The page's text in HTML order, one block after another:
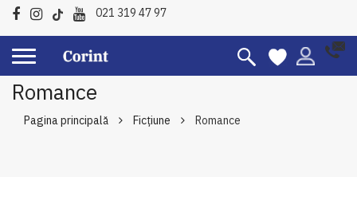
021 319 47 97
Romance
Pagina principală Ficțiune Romance